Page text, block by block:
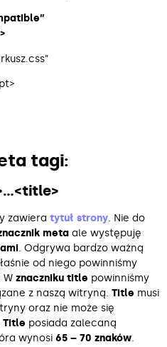
tagi:
zawiera tytuł strony. Nie do
meta ale występuję
. Odgrywa bardzo ważną
od niego powinniśmy
W znaczniku title powinniśmy
z naszą witryną. Title musi
oraz nie może się
Title posiada zalecaną
wynosi 65 – 70 znaków.